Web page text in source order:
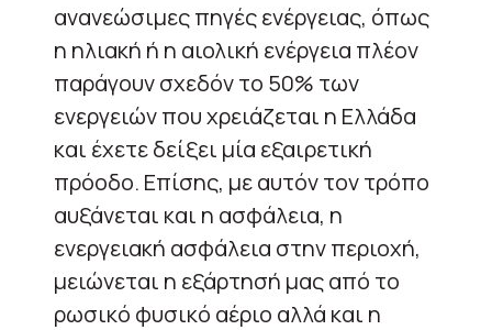
ανανεώσιμες πηγές ενέργειας, όπως
η ηλιακή ή η αιολική ενέργεια πλέον
παράγουν σχεδόν το 50% των
ενεργειών που χρειάζεται η Ελλάδα
και έχετε δείξει μία εξαιρετική
πρόοδο. Επίσης, με αυτόν τον τρόπο
αυξάνεται και η ασφάλεια, η
ενεργειακή ασφάλεια στην περιοχή,
μειώνεται η εξάρτησή μας από το
ρωσικό φυσικό αέριο αλλά και η